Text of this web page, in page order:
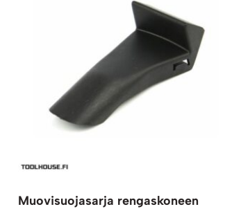
Muovisuojasarja rengaskoneen